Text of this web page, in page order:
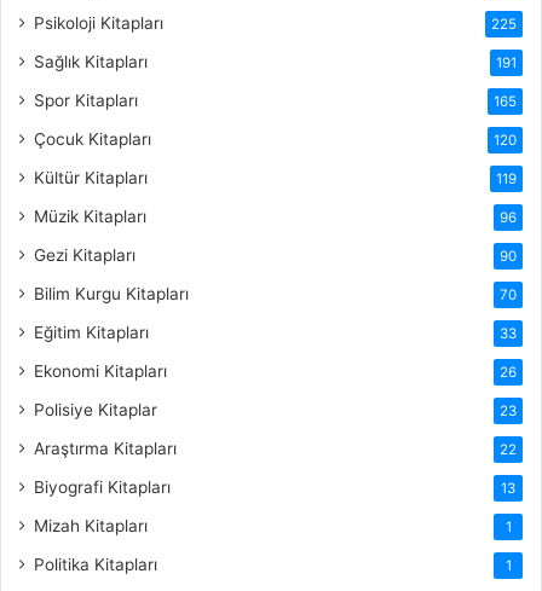
Psikoloji Kitapları 225
Sağlık Kitapları 191
Spor Kitapları 165
Çocuk Kitapları 120
Kültür Kitapları 119
Müzik Kitapları 96
Gezi Kitapları 90
Bilim Kurgu Kitapları 70
Eğitim Kitapları 33
Ekonomi Kitapları 26
Polisiye Kitaplar 23
Araştırma Kitapları 22
Biyografi Kitapları 13
Mizah Kitapları 1
Politika Kitapları 1